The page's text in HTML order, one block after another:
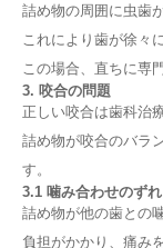
詰め物の周囲に虫歯
これにより歯が徐々
この場合、直ちに専
3. 咬合の問題
正しい咬合は歯科治
詰め物が咬合のバラ
す。
3.1 噛み合わせのずれ
詰め物が他の歯との
負担がかかり、痛み